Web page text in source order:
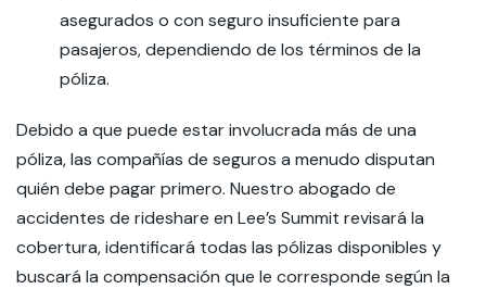
asegurados o con seguro insuficiente para
pasajeros, dependiendo de los términos de la
póliza.
Debido a que puede estar involucrada más de una
póliza, las compañías de seguros a menudo disputan
quién debe pagar primero. Nuestro abogado de
accidentes de rideshare en Lee’s Summit revisará la
cobertura, identificará todas las pólizas disponibles y
buscará la compensación que le corresponde según la